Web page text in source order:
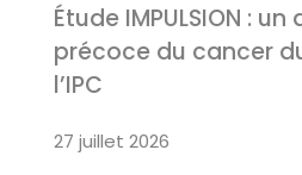
Étude IMPULSION :
précoce du cancer
l’IPC
27 juillet 2026